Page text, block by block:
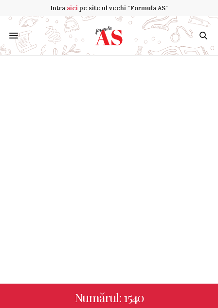
Intra aicipe site ul vechi "Formula AS"
Numărul: 1540